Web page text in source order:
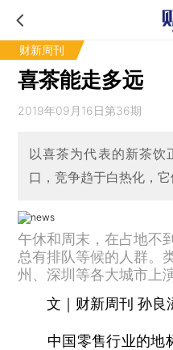
财新周刊
喜茶能走多远
2019年09月16日第36期
以喜茶为代表的新茶饮
口，竞争趋于白热化，
午休和周末，在占地不
总有排队等候的人群。
州、深圳等各大城市上演
文｜财新周刊 孙良
中国零售行业的地